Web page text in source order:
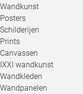
Wandkunst
Posters
Schilderijen
Prints
Canvassen
IXXI wandkunst
Wandkleden
Wandpanelen